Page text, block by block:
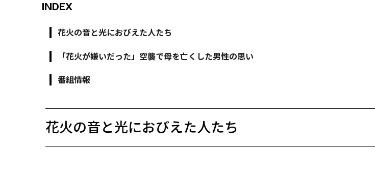
INDEX
花火の音と光におびえた人たち
「花火が嫌いだった」空襲で母を亡くした男性の思い
番組情報
花火の音と光におびえた人たち